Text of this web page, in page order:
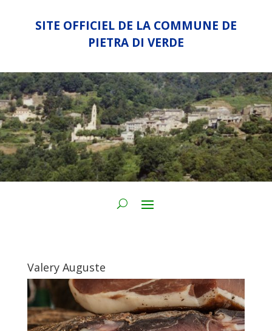
SITE OFFICIEL DE LA COMMUNE DE
PIETRA DI VERDE
Valery Auguste